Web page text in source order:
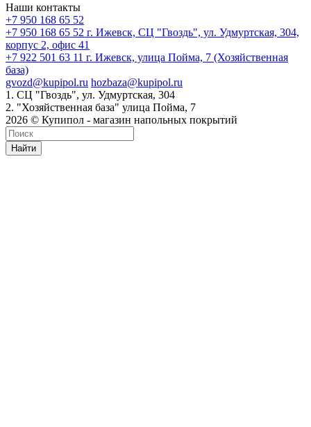
Наши контакты
+7 950 168 65 52
+7 950 168 65 52 г. Ижевск, СЦ "Гвоздь", ул. Удмуртская, 304,
корпус 2, офис 41
+7 922 501 63 11 г. Ижевск, улица Пойма, 7 (Хозяйственная
база)
gvozd@kupipol.ru hozbaza@kupipol.ru
1. СЦ "Гвоздь", ул. Удмуртская, 304
2. "Хозяйственная база" улица Пойма, 7
2026 © Купипол - магазин напольных покрытий
Найти